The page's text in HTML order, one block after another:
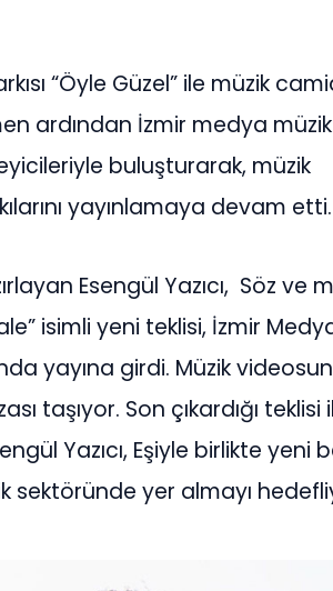
“Öyle Güzel” ile müzik
ardından İzmir medya
buluşturarak, müzik
yayınlamaya devam etti.
Esengül Yazıcı, Söz ve
isimli yeni teklisi, İzmir
yayına girdi. Müzik
taşıyor. Son çıkardığı teklisi
Yazıcı, Eşiyle birlikte yeni
sektöründe yer almayı